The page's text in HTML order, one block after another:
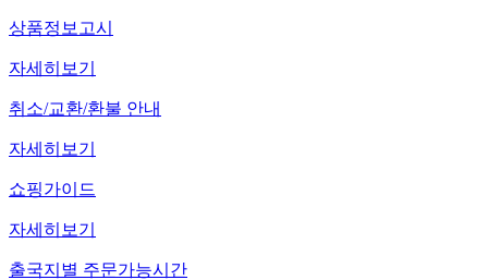
상품정보고시
자세히보기
취소/교환/환불 안내
자세히보기
쇼핑가이드
자세히보기
출국지별 주문가능시간